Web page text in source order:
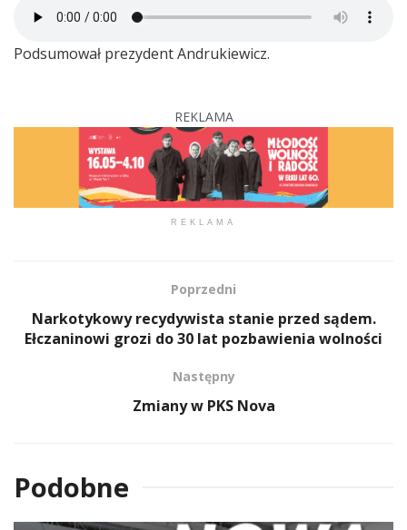
Podsumował prezydent Andrukiewicz.
REKLAMA
REKLAMA
Poprzedni
Narkotykowy recydywista stanie przed sądem.
Ełczaninowi grozi do 30 lat pozbawienia wolności
Następny
Zmiany w PKS Nova
Podobne